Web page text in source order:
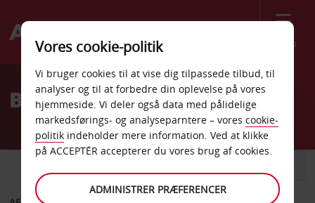
Menu
Welcome
AvisBilleje Ciudad Juarez
Vores cookie-politik
Vi bruger cookies til at vise dig tilpassede tilbud, til
analyser og til at forbedre din oplevelse på vores
hjemmeside. Vi deler også data med pålidelige
markedsførings- og analyseparntere – vores cookie-
politik indeholder mere information. Ved at klikke
på ACCEPTÉR accepterer du vores brug af cookies.
ADMINISTRER PRÆFERENCER